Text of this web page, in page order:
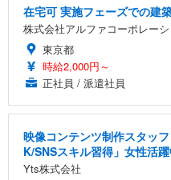
在宅可 実施フェーズでの建
株式会社アルファコーポレー
東京都
時給2,000円～
正社員 / 派遣社員
映像コンテンツ制作スタッ
K/SNSスキル習得」女性活
Yts株式会社